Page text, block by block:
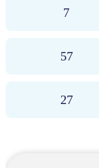
7
57
27